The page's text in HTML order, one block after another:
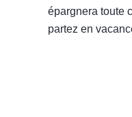
épargnera toute
partez en